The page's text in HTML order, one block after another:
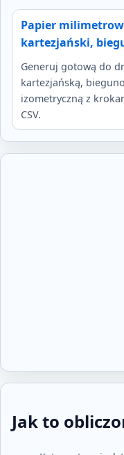
Papier
kartezjański,
Generuj gotową do
kartezjańską,
izometryczną z
CSV.
Jak to